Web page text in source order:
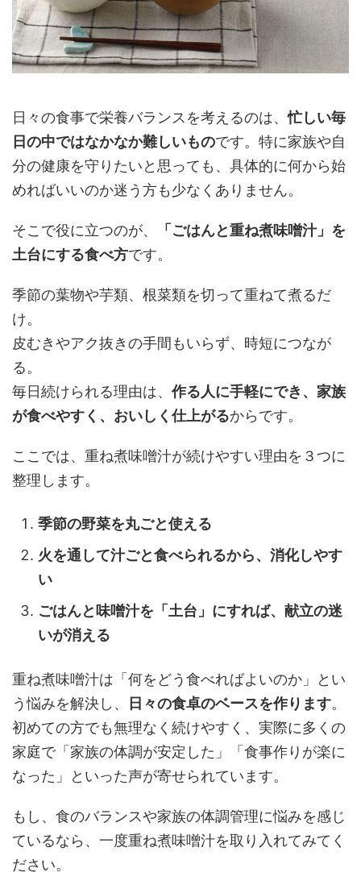
日々の食事で栄養バランスを考えるのは、忙しい毎
日の中ではなかなか難しいものです。特に家族や自
分の健康を守りたいと思っても、具体的に何から始
めればいいのか迷う方も少なくありません。
そこで役に立つのが、
「ごはんと重ね煮味噌汁」を
土台にする食べ方です。
季節の葉物や芋類、根菜類を切って重ねて煮るだ
け。
皮むきやアク抜きの手間もいらず、時短につなが
る。
毎日続けられる理由は、 作る人に手軽にでき、家族
が食べやすく、おいしく仕上がるからです。
ここでは、重ね煮味噌汁が続けやすい理由を３つに
整理します。
季節の野菜を丸ごと使える
火を通して汁ごと食べられるから、消化しやす
い
ごはんと味噌汁を「土台」にすれば、献立の迷
いが消える
重ね煮味噌汁は「何をどう食べればよいのか」とい
う悩みを解決し、
日々の食卓のベースを作ります。
初めての方でも無理なく続けやすく、実際に多くの
家庭で「家族の体調が安定した」「食事作りが楽に
なった」といった声が寄せられています。
もし、食のバランスや家族の体調管理に悩みを感じ
ているなら、一度重ね煮味噌汁を取り入れてみてく
ださい。